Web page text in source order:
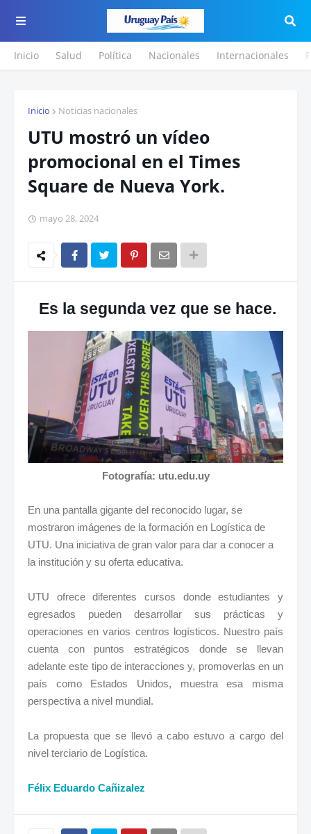
Inicio Salud Política Nacionales Internacionales
Inicio Noticias nacionales
UTU mostró un vídeo
promocional en el Times
Square de Nueva York.
mayo 28, 2024
Es la segunda vez que se hace.
Fotografía: utu.edu.uy
En una pantalla gigante del reconocido lugar, se
mostraron imágenes de la formación en Logística de
UTU. Una iniciativa de gran valor para dar a conocer a
la institución y su oferta educativa.
UTU ofrece diferentes cursos donde estudiantes y
egresados pueden desarrollar sus prácticas y
operaciones en varios centros logísticos. Nuestro país
cuenta con puntos estratégicos donde se llevan
adelante este tipo de interacciones y, promoverlas en un
país como Estados Unidos, muestra esa misma
perspectiva a nivel mundial.
La propuesta que se llevó a cabo estuvo a cargo del
nivel terciario de Logística.
Félix Eduardo Cañizalez